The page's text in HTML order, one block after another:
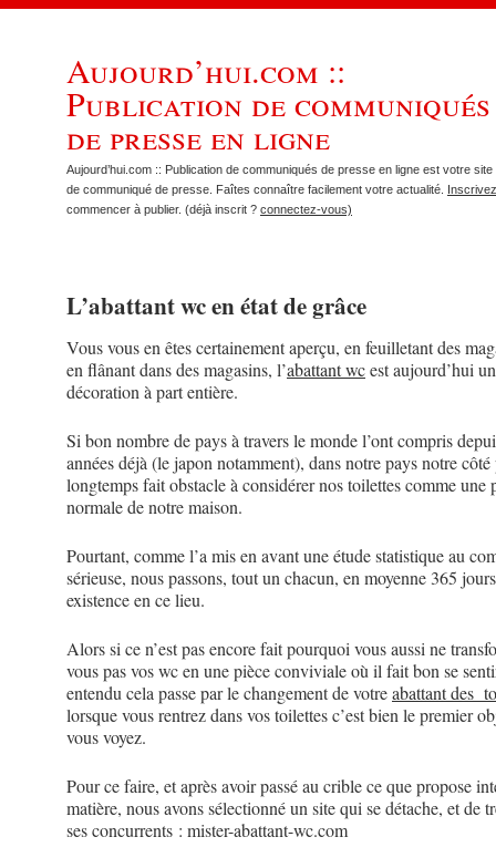
Aujourd’hui.com ::
Publication de communiqués
de presse en ligne
Aujourd’hui.com :: Publication de communiqués de presse en ligne est votre site
de communiqué de presse. Faîtes connaître facilement votre actualité.
commencer à publier. (déjà inscrit ? connectez-vous)
L’abattant wc en état de grâce
Vous vous en êtes certainement aperçu, en feuilletant des
en flânant dans des magasins, l’abattant wcest aujourd’hui
décoration à part entière.
Si bon nombre de pays à travers le monde l’ont compris
années déjà (le japon notamment), dans notre pays notre
longtemps fait obstacle à considérer nos toilettes comme une
normale de notre maison.
Pourtant, comme l’a mis en avant une étude statistique au
sérieuse, nous passons, tout un chacun, en moyenne 365
existence en ce lieu.
Alors si ce n’est pas encore fait pourquoi vous aussi ne
vous pas vos wc en une pièce conviviale où il fait bon se
entendu cela passe par le changement de votreabattant des
lorsque vous rentrez dans vos toilettes c’est bien le premier
vous voyez.
Pour ce faire, et après avoir passé au crible ce que propose
matière, nous avons sélectionné un site qui se détache, et de
ses concurrents : mister-abattant-wc.com